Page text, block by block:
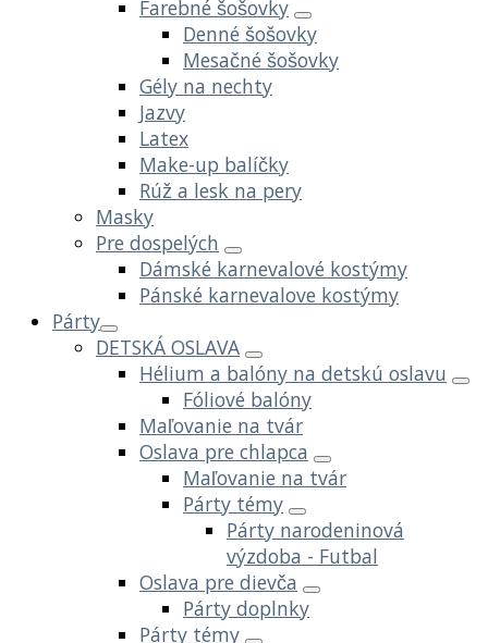
Farebné šošovky
Denné šošovky
Mesačné šošovky
Gély na nechty
Jazvy
Latex
Make-up balíčky
Rúž a lesk na pery
Masky
Pre dospelých
Dámské karnevalové kostýmy
Pánské karnevalove kostýmy
Párty
DETSKÁ OSLAVA
Hélium a balóny na detskú oslavu
Fóliové balóny
Maľovanie na tvár
Oslava pre chlapca
Maľovanie na tvár
Párty témy
Párty narodeninová
výzdoba - Futbal
Oslava pre dievča
Párty doplnky
Párty témy